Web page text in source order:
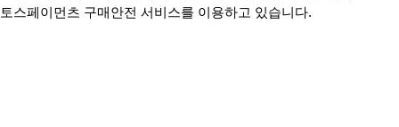
토스페이먼츠 구매안전 서비스를 이용하고 있습니다.